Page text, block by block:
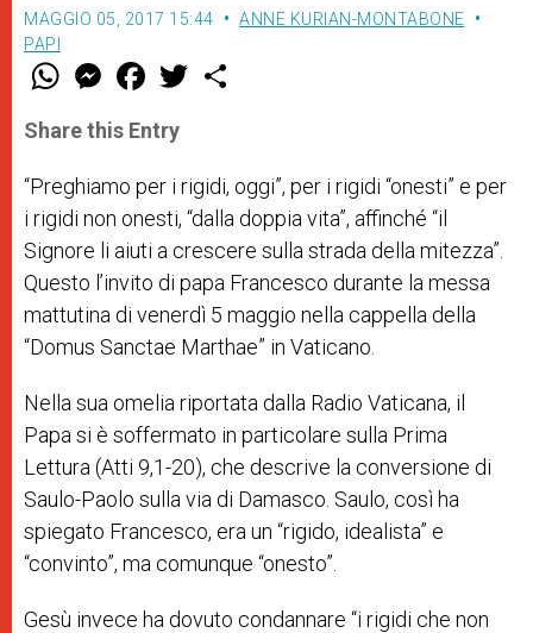
MAGGIO 05, 2017 15:44
ANNE KURIAN-MONTABONE
PAPI
W
t
s
p
p
M
e
s
e
g
e
r
F
a
e
b
o
k
w
r
Share this Entry
“Preghiamo per i rigidi, oggi”, per i rigidi “onesti” e per
i rigidi non onesti, “dalla doppia vita”, affinché “il
Signore li aiuti a crescere sulla strada della mitezza”.
Questo l’invito di papa Francesco durante la messa
mattutina di venerdì 5 maggio nella cappella della
“Domus Sanctae Marthae” in Vaticano.
Nella sua omelia riportata dalla Radio Vaticana, il
Papa si è soffermato in particolare sulla Prima
Lettura (Atti 9,1-20), che descrive la conversione di
Saulo-Paolo sulla via di Damasco. Saulo, così ha
spiegato Francesco, era un “rigido, idealista” e
“convinto”, ma comunque “onesto”.
Gesù invece ha dovuto condannare “i rigidi che non